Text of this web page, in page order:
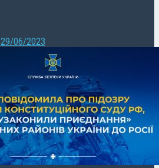
29/06/2023